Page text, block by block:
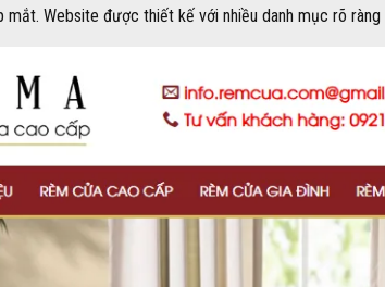
Website được thiết kế với nhiều danh mục rõ